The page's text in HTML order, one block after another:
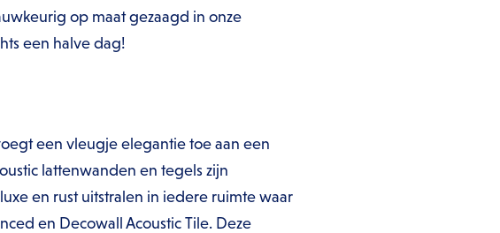
op maat gezaagd in onze
een halve dag!
een vleugje elegantie toe aan een
lattenwanden en tegels zijn
en rust uitstralen in iedere ruimte waar
en Decowall Acoustic Tile. Deze